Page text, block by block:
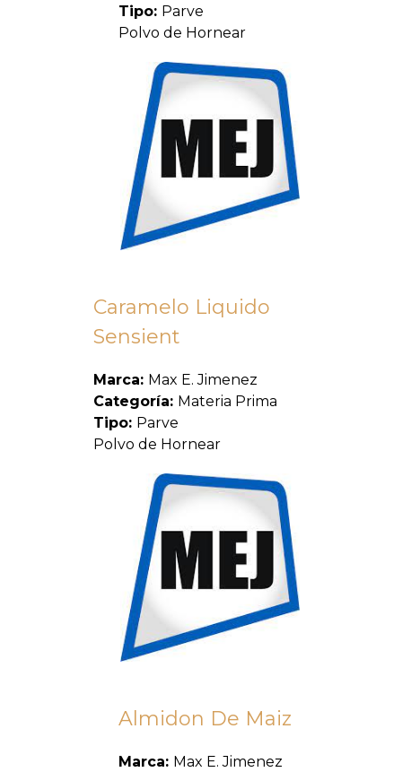
Tipo: Parve
Polvo de Hornear
Caramelo Liquido
Sensient
Marca: Max E. Jimenez
Categoría: Materia Prima
Tipo: Parve
Polvo de Hornear
Almidon De Maiz
Marca: Max E. Jimenez